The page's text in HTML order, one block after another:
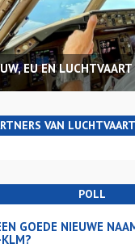
EU EN LUCHTVAART
VAN
POLL
GOEDE NIEUWE